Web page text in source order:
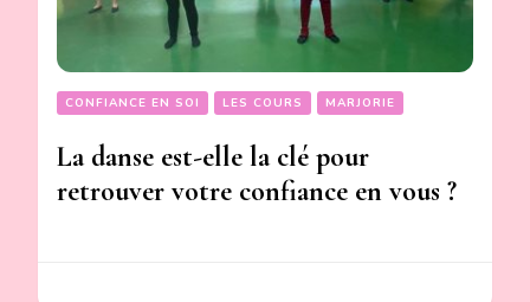
CONFIANCE EN SOI LES COURS MARJORIE
La danse est-elle la clé pour
retrouver votre confiance en vous ?